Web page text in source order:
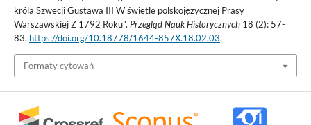
króla Szwecji Gustawa III W świetle polskojęzycznej Prasy
Warszawskiej Z 1792 Roku”. Przegląd Nauk Historycznych18 (2): 57-
83. https://doi.org/10.18778/1644-857X.18.02.03.
Formaty cytowań